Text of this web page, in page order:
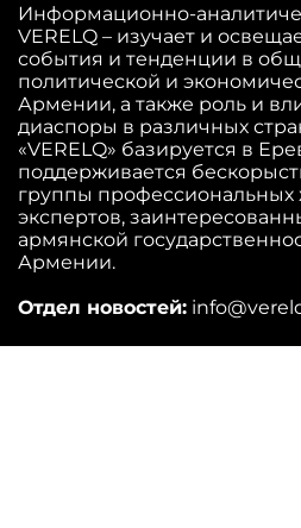
Информационно-
VERELQ – изучает и
события и тенденции в
политической и
Армении, а также роль и
диаспоры в различных
«VERELQ» базируется в
поддерживается
группы профессиональных
экспертов,
армянской
Армении.
Отдел новостей: